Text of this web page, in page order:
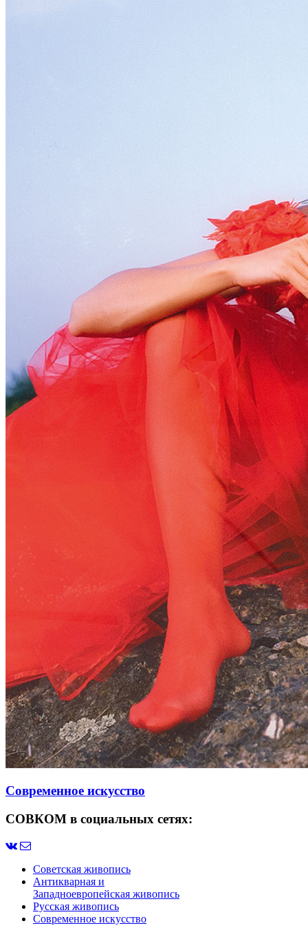
Современное искусство
СОВКОМ в социальных сетях:
Советская живопись
Антикварная и
Западноевропейская живопись
Русская живопись
Современное искусство